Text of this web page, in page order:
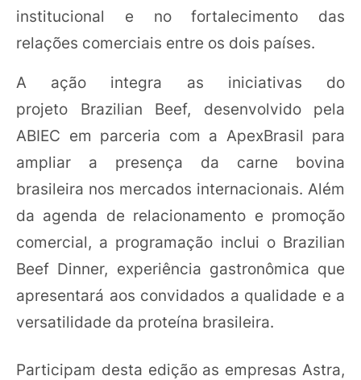
institucional e no fortalecimento das
relações comerciais entre os dois países.
A ação integra as iniciativas do
projeto Brazilian Beef, desenvolvido pela
ABIEC em parceria com a ApexBrasil para
ampliar a presença da carne bovina
brasileira nos mercados internacionais. Além
da agenda de relacionamento e promoção
comercial, a programação inclui o Brazilian
Beef Dinner, experiência gastronômica que
apresentará aos convidados a qualidade e a
versatilidade da proteína brasileira.
Participam desta edição as empresas Astra,